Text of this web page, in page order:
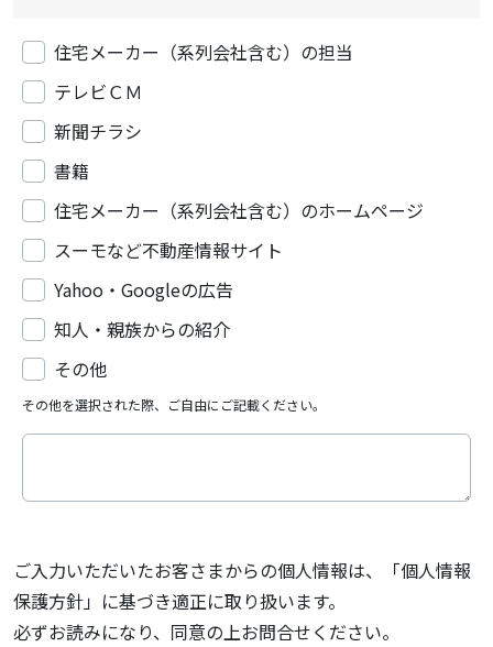
住宅メーカー（系列会社含む）の担当
テレビＣＭ
新聞チラシ
書籍
住宅メーカー（系列会社含む）のホームページ
スーモなど不動産情報サイト
Yahoo・Googleの広告
知人・親族からの紹介
その他
その他を選択された際、ご自由にご記載ください。
ご入力いただいたお客さまからの個人情報は、「個人情報
保護方針」に基づき適正に取り扱います。
必ずお読みになり、同意の上お問合せください。